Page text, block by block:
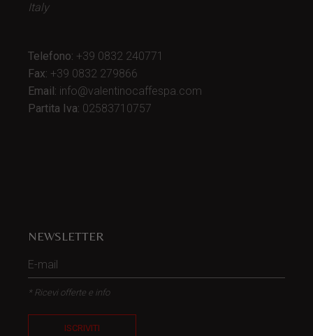
Italy
Telefono: +39 0832 240771
Fax: +39 0832 279866
Email: info@valentinocaffespa.com
Partita Iva: 02583710757
NEWSLETTER
* Ricevi offerte e info
ISCRIVITI